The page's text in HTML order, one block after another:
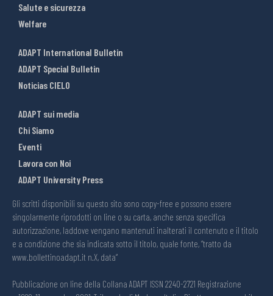
Salute e sicurezza
Welfare
ADAPT International Bulletin
ADAPT Special Bulletin
Noticias CIELO
ADAPT sui media
Chi Siamo
Eventi
Lavora con Noi
ADAPT University Press
Gli scritti disponibili su questo sito sono copy-free e possono essere
singolarmente riprodotti on line o su carta, anche senza specifica
autorizzazione, laddove vengano mantenuti inalterati il contenuto e il titolo
e a condizione che sia indicata sotto il titolo, quale fonte, “tratto da
www.bollettinoadapt.it n.X, data“
Pubblicazione on line della Collana ADAPT ISSN 2240-2721 Registrazione